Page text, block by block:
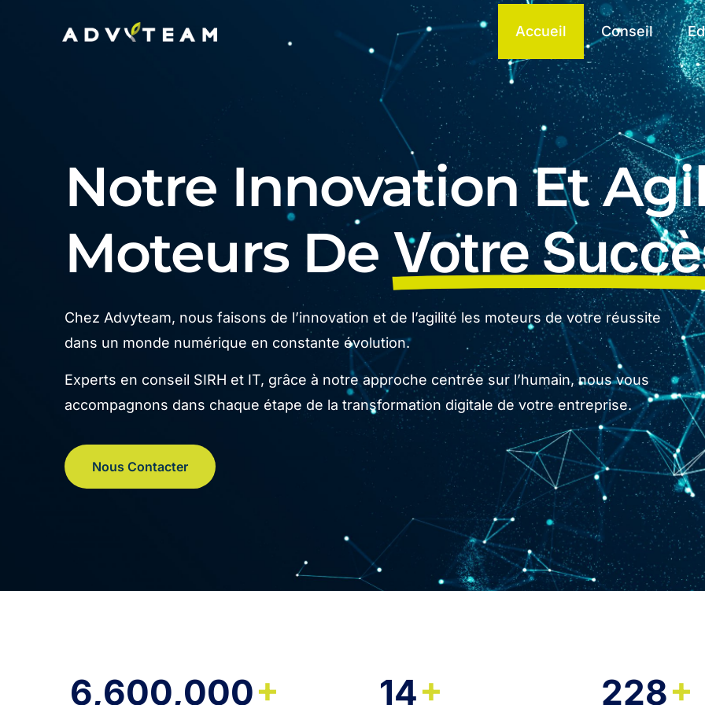
Accueil Conseil
Notre Innovation Et
Moteurs De Votre
Chez Advyteam, nous faisons de l’innovation et de l’agilité les moteurs de votre réussite
dans un monde numérique en constante évolution.
Experts en conseil SIRH et IT, grâce à notre approche centrée sur l’humain, nous vous
accompagnons dans chaque étape de la transformation digitale de votre entreprise.
Nous Contacter
6,600,000+ 14+ 228+